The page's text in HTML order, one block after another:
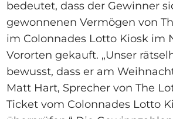
bedeutet, dass der Gewinner
gewonnenen Vermögen von
im Colonnades Lotto Kiosk im
Vororten gekauft. „Unser
bewusst, dass er am
Matt Hart, Sprecher von The
Ticket vom Colonnades Lotto